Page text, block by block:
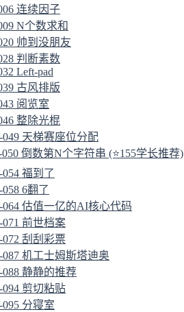
连续因子
N个数求和
帅到没朋友
判断素数
Left-pad
古风排版
阅览室
整除光棍
049 天梯赛座位分配
050 倒数第N个字符串 (⭐155学长推荐)
054 福到了
6翻了
064 估值一亿的AI核心代码
071 前世档案
072 刮刮彩票
087 机工士姆斯塔迪奥
088 静静的推荐
094 剪切粘贴
095 分寝室